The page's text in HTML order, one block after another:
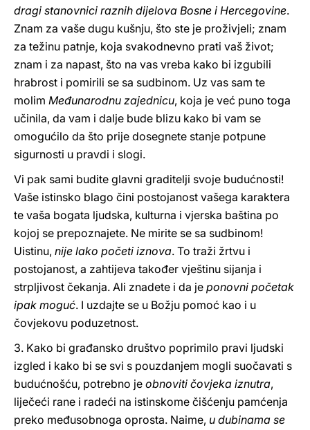
dragi stanovnici raznih dijelova Bosne i Hercegovine.
Znam za vaše dugu kušnju, što ste je proživjeli; znam
za težinu patnje, koja svakodnevno prati vaš život;
znam i za napast, što na vas vreba kako bi izgubili
hrabrost i pomirili se sa sudbinom. Uz vas sam te
molim Međunarodnu zajednicu, koja je već puno toga
učinila, da vam i dalje bude blizu kako bi vam se
omogućilo da što prije dosegnete stanje potpune
sigurnosti u pravdi i slogi.
Vi pak sami budite glavni graditelji svoje budućnosti!
Vaše istinsko blago čini postojanost vašega karaktera
te vaša bogata ljudska, kulturna i vjerska baština po
kojoj se prepoznajete. Ne mirite se sa sudbinom!
Uistinu, nije lako početi iznova. To traži žrtvu i
postojanost, a zahtijeva također vještinu sijanja i
strpljivost čekanja. Ali znadete i da je ponovni početak
ipak moguć. I uzdajte se u Božju pomoć kao i u
čovjekovu poduzetnost.
3. Kako bi građansko društvo poprimilo pravi ljudski
izgled i kako bi se svi s pouzdanjem mogli suočavati s
budućnošću, potrebno je obnoviti čovjeka iznutra,
liječeći rane i radeći na istinskome čišćenju pamćenja
preko međusobnoga oprosta. Naime, u dubinama se